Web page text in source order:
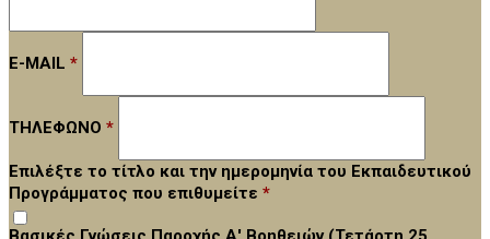
E-MAIL *
ΤΗΛΕΦΩΝΟ *
Επιλέξτε το τίτλο και την ημερομηνία του Εκπαιδευτικού
Προγράμματος που επιθυμείτε *